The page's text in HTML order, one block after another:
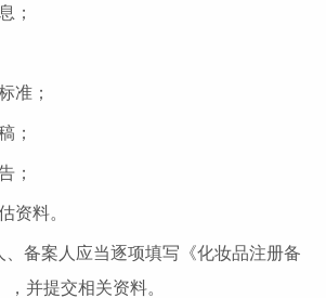
；
准；
；
；
资料。
备案人应当逐项填写《化妆品注册备
并提交相关资料。